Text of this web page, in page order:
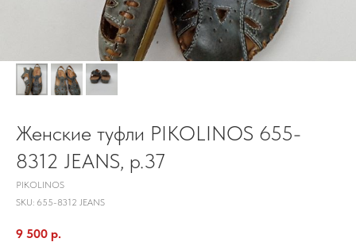
Женские туфли PIKOLINOS 655-
8312 JEANS, р.37
PIKOLINOS
SKU: 655-8312 JEANS
9 500 р.